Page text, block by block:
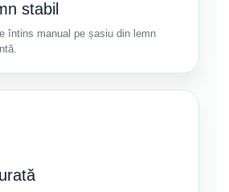
stabil
întins manual pe șasiu din lemn